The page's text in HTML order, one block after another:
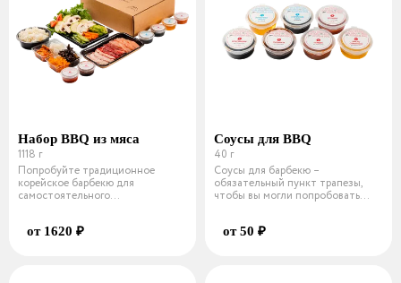
Набор BBQ из мяса
1118 г
Попробуйте традиционное
корейское барбекю для
самостоятельного
от 1620 ₽
Соусы для BBQ
40 г
Соусы для барбекю –
обязательный пункт трапезы,
чтобы вы могли попробовать
от 50 ₽